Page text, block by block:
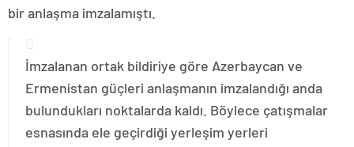
bir anlaşma imzalamıştı.
İmzalanan ortak bildiriye göre Azerbaycan ve
Ermenistan güçleri anlaşmanın imzalandığı anda
bulundukları noktalarda kaldı. Böylece çatışmalar
esnasında ele geçirdiği yerleşim yerleri